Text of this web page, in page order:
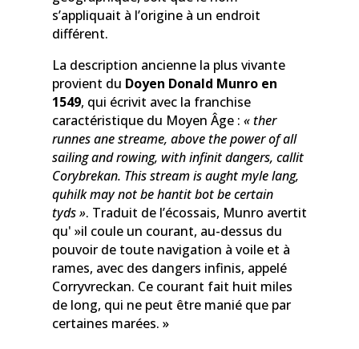
s’appliquait à l’origine à un endroit
différent.
La description ancienne la plus vivante
provient du Doyen Donald Munro en
1549, qui écrivit avec la franchise
caractéristique du Moyen Âge : « ther
runnes ane streame, above the power of all
sailing and rowing, with infinit dangers, callit
Corybrekan. This stream is aught myle lang,
quhilk may not be hantit bot be certain
tyds ». Traduit de l’écossais, Munro avertit
qu' »il coule un courant, au-dessus du
pouvoir de toute navigation à voile et à
rames, avec des dangers infinis, appelé
Corryvreckan. Ce courant fait huit miles
de long, qui ne peut être manié que par
certaines marées. »